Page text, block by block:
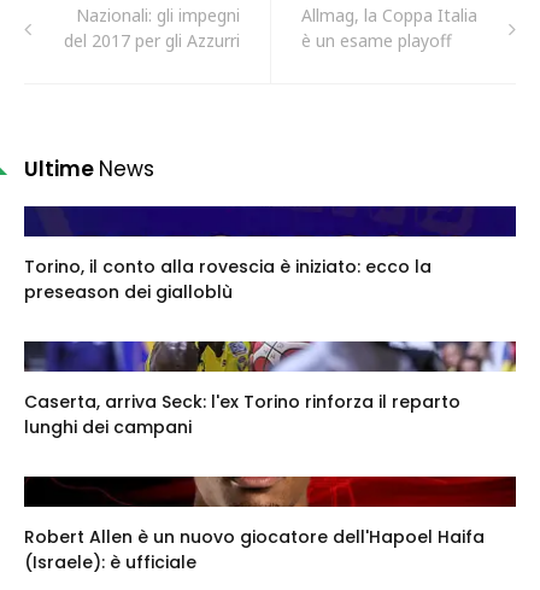
Nazionali: gli impegni
del 2017 per gli Azzurri
Allmag, la Coppa Italia
è un esame playoff
Ultime News
Torino, il conto alla rovescia è iniziato: ecco la
preseason dei gialloblù
Caserta, arriva Seck: l'ex Torino rinforza il reparto
lunghi dei campani
Robert Allen è un nuovo giocatore dell'Hapoel Haifa
(Israele): è ufficiale